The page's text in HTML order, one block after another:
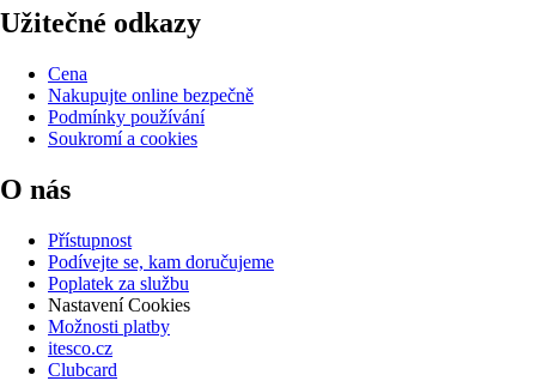
Užitečné odkazy
Cena
Nakupujte online bezpečně
Podmínky používání
Soukromí a cookies
O nás
Přístupnost
Podívejte se, kam doručujeme
Poplatek za službu
Nastavení Cookies
Možnosti platby
itesco.cz
Clubcard